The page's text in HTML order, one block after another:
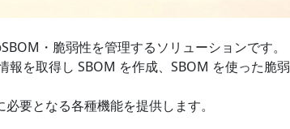
・脆弱性を管理するソリューションです。
報を取得し SBOM を作成、SBOM を使った脆弱
要となる各種機能を提供します。